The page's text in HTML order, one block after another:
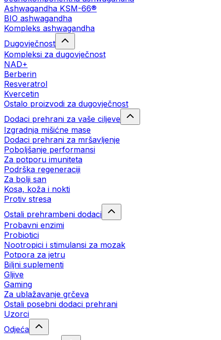
Ashwagandha KSM-66®
BIO ashwagandha
Kompleks ashwagandha
Dugovječnost
Kompleksi za dugovječnost
NAD+
Berberin
Resveratrol
Kvercetin
Ostalo proizvodi za dugovječnost
Dodaci prehrani za vaše ciljeve
Izgradnja mišićne mase
Dodaci prehrani za mršavljenje
Poboljšanje performansi
Za potporu imuniteta
Podrška regeneraciji
Za bolji san
Kosa, koža i nokti
Protiv stresa
Ostali prehrambeni dodaci
Probavni enzimi
Probiotici
Nootropici i stimulansi za mozak
Potpora za jetru
Biljni suplementi
Gljive
Gaming
Za ublažavanje grčeva
Ostali posebni dodaci prehrani
Uzorci
Odjeća